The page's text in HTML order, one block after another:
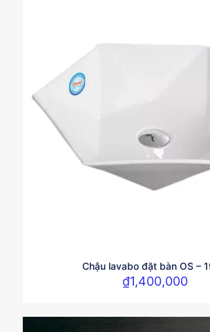
Chậu lavabo đặt bàn OS –
₫1,400,000